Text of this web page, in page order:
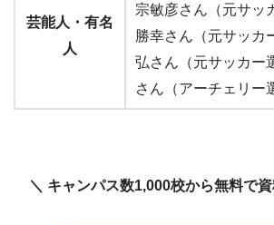
芸能人・有名
人
宗敏彦さん（元サッ
勝幸さん（元サッカ
弘さん（元サッカー
さん（アーチェリ
＼ キャンパス数1,000校から無料で